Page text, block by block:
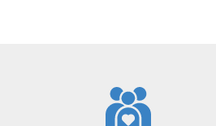
À peine la commande
avec moi les
sur le matériel à choisir,